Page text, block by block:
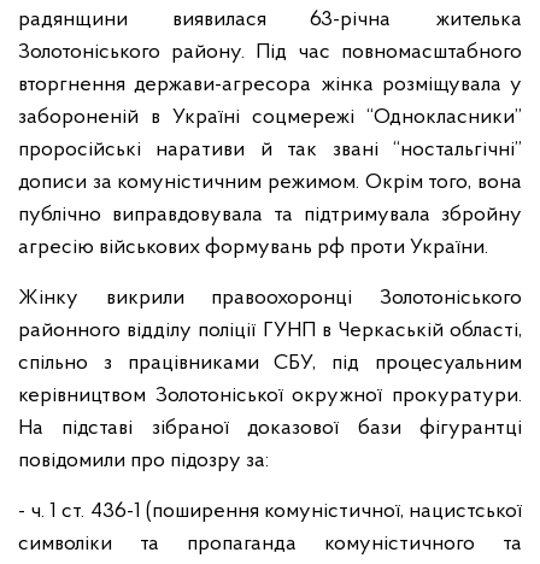
радянщини виявилася 63-річна жителька
Золотоніського району. Під час повномасштабного
вторгнення держави-агресора жінка розміщувала у
забороненій в Україні соцмережі “Однокласники”
проросійські наративи й так звані “ностальгічні”
дописи за комуністичним режимом. Окрім того, вона
публічно виправдовувала та підтримувала збройну
агресію військових формувань рф проти України.
Жінку викрили правоохоронці Золотоніського
районного відділу поліції ГУНП в Черкаській області,
спільно з працівниками СБУ, під процесуальним
керівництвом Золотоніської окружної прокуратури.
На підставі зібраної доказової бази фігурантці
повідомили про підозру за:
- ч. 1 ст. 436-1 (поширення комуністичної, нацистської
символіки та пропаганда комуністичного та